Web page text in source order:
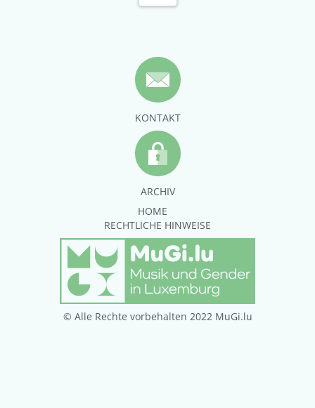
KONTAKT
ARCHIV
HOME
RECHTLICHE HINWEISE
© Alle Rechte vorbehalten 2022 MuGi.lu